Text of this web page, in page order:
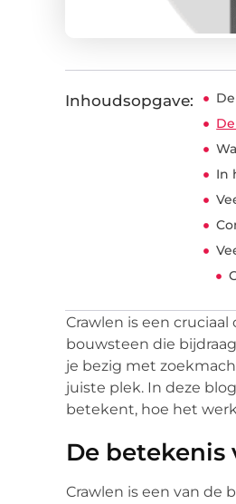
Inhoudsopgave:
In
Crawlen is een
bouwsteen die
je bezig met
juiste plek. In deze
betekent, hoe het
De betekenis
Crawlen is een van de